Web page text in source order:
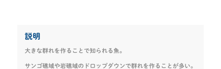
説明
大きな群れを作ることで知られる魚。
サンゴ礁域や岩礁域のドロップダウンで群れを作ることが多い。